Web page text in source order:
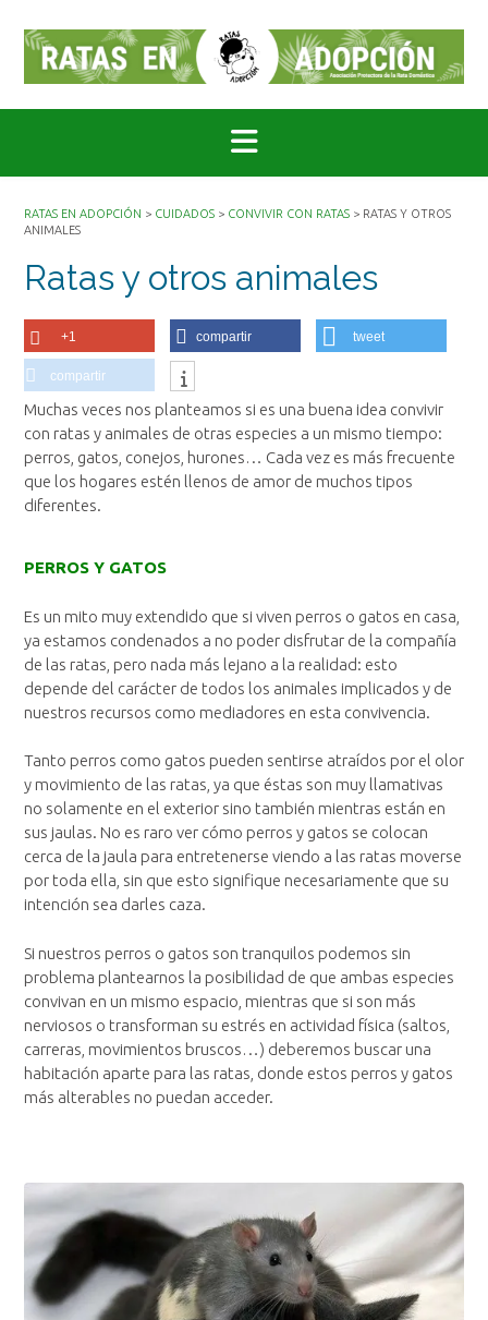
contenido
RATAS EN ADOPCIÓN > CUIDADOS > CONVIVIR CON RATAS > RATAS Y OTROS
ANIMALES
Ratas y otros animales
+1 compartir tweet
compartir
Muchas veces nos planteamos si es una buena idea convivir
con ratas y animales de otras especies a un mismo tiempo:
perros, gatos, conejos, hurones… Cada vez es más frecuente
que los hogares estén llenos de amor de muchos tipos
diferentes.
PERROS Y GATOS
Es un mito muy extendido que si viven perros o gatos en casa,
ya estamos condenados a no poder disfrutar de la compañía
de las ratas, pero nada más lejano a la realidad: esto
depende del carácter de todos los animales implicados y de
nuestros recursos como mediadores en esta convivencia.
Tanto perros como gatos pueden sentirse atraídos por el olor
y movimiento de las ratas, ya que éstas son muy llamativas
no solamente en el exterior sino también mientras están en
sus jaulas. No es raro ver cómo perros y gatos se colocan
cerca de la jaula para entretenerse viendo a las ratas moverse
por toda ella, sin que esto signifique necesariamente que su
intención sea darles caza.
Si nuestros perros o gatos son tranquilos podemos sin
problema plantearnos la posibilidad de que ambas especies
convivan en un mismo espacio, mientras que si son más
nerviosos o transforman su estrés en actividad física (saltos,
carreras, movimientos bruscos…) deberemos buscar una
habitación aparte para las ratas, donde estos perros y gatos
más alterables no puedan acceder.